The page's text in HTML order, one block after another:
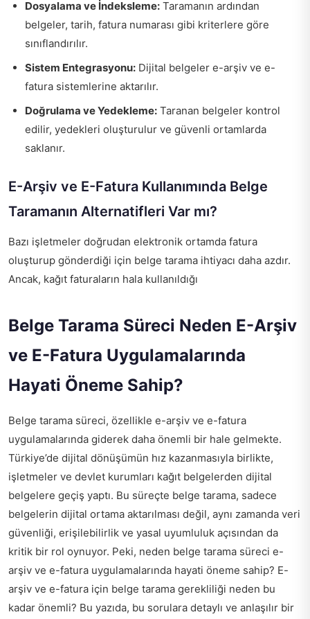
Dosyalama ve İndeksleme: Taramanın ardından
belgeler, tarih, fatura numarası gibi kriterlere göre
sınıflandırılır.
Sistem Entegrasyonu: Dijital belgeler e-arşiv ve e-
fatura sistemlerine aktarılır.
Doğrulama ve Yedekleme: Taranan belgeler kontrol
edilir, yedekleri oluşturulur ve güvenli ortamlarda
saklanır.
E-Arşiv ve E-Fatura Kullanımında Belge
Taramanın Alternatifleri Var mı?
Bazı işletmeler doğrudan elektronik ortamda fatura
oluşturup gönderdiği için belge tarama ihtiyacı daha azdır.
Ancak, kağıt faturaların hala kullanıldığı
Belge Tarama Süreci Neden E-Arşiv
ve E-Fatura Uygulamalarında
Hayati Öneme Sahip?
Belge tarama süreci, özellikle e-arşiv ve e-fatura
uygulamalarında giderek daha önemli bir hale gelmekte.
Türkiye’de dijital dönüşümün hız kazanmasıyla birlikte,
işletmeler ve devlet kurumları kağıt belgelerden dijital
belgelere geçiş yaptı. Bu süreçte belge tarama, sadece
belgelerin dijital ortama aktarılması değil, aynı zamanda veri
güvenliği, erişilebilirlik ve yasal uyumluluk açısından da
kritik bir rol oynuyor. Peki, neden belge tarama süreci e-
arşiv ve e-fatura uygulamalarında hayati öneme sahip? E-
arşiv ve e-fatura için belge tarama gerekliliği neden bu
kadar önemli? Bu yazıda, bu sorulara detaylı ve anlaşılır bir